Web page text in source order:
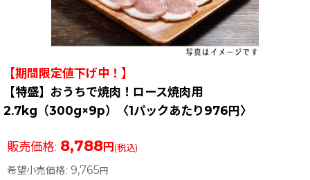
【期間限定値下げ中！】
【特盛】おうちで焼肉！ロース焼肉用
2.7kg（300g×9p）〈1パックあたり976円〉
販売価格: 8,788円 (税込)
希望小売価格: 9,765 円